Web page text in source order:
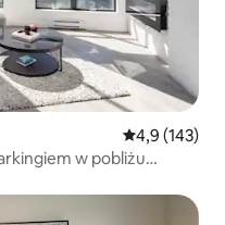
Średnia
4,9 (143)
w pobliżu